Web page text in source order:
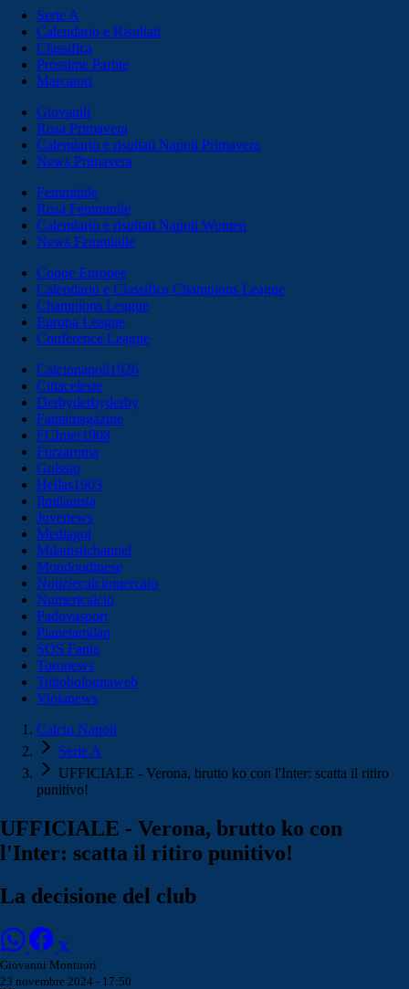
Serie A
Calendario e Risultati
Classifica
Prossime Partite
Marcatori
Giovanili
Rosa Primavera
Calendario e risultati Napoli Primavera
News Primavera
Femminile
Rosa Femminile
Calendario e risultati Napoli Women
News Femminile
Coppe Europee
Calendario e Classifica Champions League
Champions League
Europa League
Conference League
Calcionapoli1926
Cittaceleste
Derbyderbyderby
Fantamagazine
FCInter1908
Forzaroma
Golssip
Hellas1903
Ilmilanista
Juvenews
Mediagol
Milanistichannel
Mondoudinese
Notiziecalciomercato
Numericalcio
Padovasport
Pianetamilan
SOS Fanta
Toronews
Tuttobolognaweb
Violanews
Calcio Napoli
Serie A
UFFICIALE - Verona, brutto ko con l'Inter: scatta il ritiro
punitivo!
UFFICIALE - Verona, brutto ko con
l'Inter: scatta il ritiro punitivo!
La decisione del club
Giovanni Montuori
23 novembre 2024 - 17:50